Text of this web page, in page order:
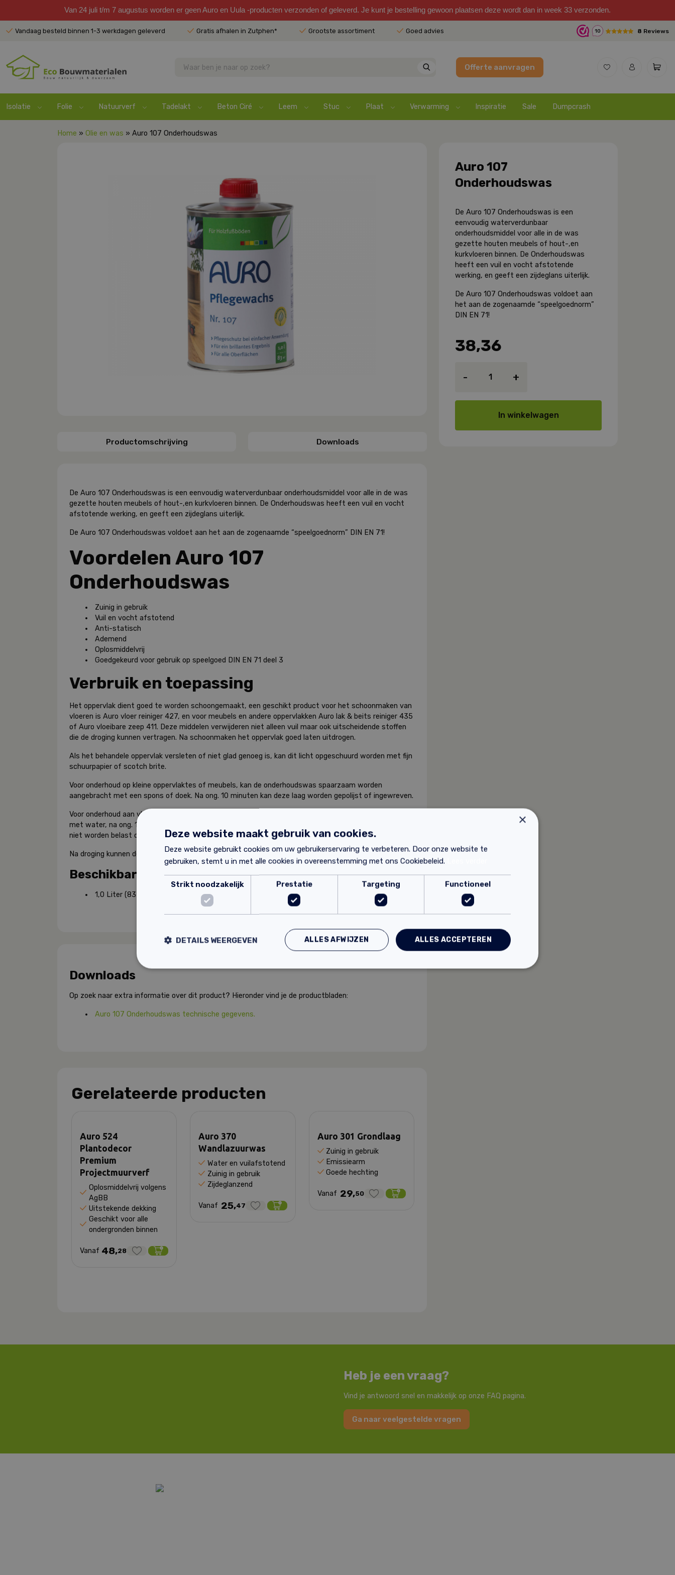
Van 24 juli t/m 7 augustus worden er geen Auro en Uula -producten verzonden of geleverd. Je kunt je bestelling gewoon plaatsen deze wordt dan in week 33 verzonden.
Vandaag besteld binnen 1-3 werkdagen geleverd Gratis afhalen in Zutphen* Grootste assortiment Goed advies 10 8 Reviews
Offerte aanvragen
Isolatie Folie Natuurverf Tadelakt Beton Ciré Leem Stuc Plaat Verwarming Inspiratie Sale Dumpcrash
Home » Olie en was » Auro 107 Onderhoudswas
Productomschrijving Downloads
De Auro 107 Onderhoudswas is een eenvoudig waterverdunbaar onderhoudsmiddel voor alle in de was
gezette houten meubels of hout-,en kurkvloeren binnen. De Onderhoudswas heeft een vuil en vocht
afstotende werking, en geeft een zijdeglans uiterlijk.
De Auro 107 Onderhoudswas voldoet aan het aan de zogenaamde “speelgoednorm” DIN EN 71!
Voordelen Auro 107
Onderhoudswas
Zuinig in gebruik
Vuil en vocht afstotend
Anti-statisch
Ademend
Oplosmiddelvrij
Goedgekeurd voor gebruik op speelgoed DIN EN 71 deel 3
Verbruik en toepassing
Het oppervlak dient goed te worden schoongemaakt, een geschikt product voor het schoonmaken van
vloeren is Auro vloer reiniger 427, en voor meubels en andere oppervlakken Auro lak & beits reiniger 435
of Auro vloeibare zeep 411. Deze middelen verwijderen niet alleen vuil maar ook uitscheidende stoffen
die de droging kunnen vertragen. Na schoonmaken het oppervlak goed laten uitdrogen.
Als het behandele oppervlak versleten of niet glad genoeg is, kan dit licht opgeschuurd worden met fijn
schuurpapier of scotch brite.
Voor onderhoud op kleine oppervlaktes of meubels, kan de onderhoudswas spaarzaam worden
aangebracht met een spons of doek. Na ong. 10 minuten kan deze laag worden gepolijst of ingewreven.
Voor onderhoud aan vloeren moet eerste gelijkmatig een laag worden aangebracht dat 1:1 verdund is
met water, na ong. 15 minuten kan deze laag worden uitgeboend. De eerste 24 uur mag het oppervlak
niet worden belast of in aanraking komen met vocht.
Na droging kunnen de onderhoudsproducten onverdund worden aangebracht.
Beschikbare afmetingen
1,0 Liter (83 m²)
Downloads
Op zoek naar extra informatie over dit product? Hieronder vind je de productbladen:
Auro 107 Onderhoudswas technische gegevens.
Gerelateerde producten
Auro 524
Plantodecor
Premium
Projectmuurverf
Oplosmiddelvrij volgens
AgBB
Uitstekende dekking
Geschikt voor alle
ondergronden binnen
Vanaf 48,28
Auro 370
Wandlazuurwas
Water en vuilafstotend
Zuinig in gebruik
Zijdeglanzend
Vanaf 25,47
Auro 301 Grondlaag
Zuinig in gebruik
Emissiearm
Goede hechting
Vanaf 29,50
Auro 107
Onderhoudswas
De Auro 107 Onderhoudswas is een
eenvoudig waterverdunbaar
onderhoudsmiddel voor alle in de was
gezette houten meubels of hout-,en
kurkvloeren binnen. De Onderhoudswas
heeft een vuil en vocht afstotende
werking, en geeft een zijdeglans uiterlijk.
De Auro 107 Onderhoudswas voldoet aan
het aan de zogenaamde “speelgoednorm”
DIN EN 71!
38,36
-
107
aantal
+
In winkelwagen
Heb je een vraag?
Vind je antwoord snel en makkelijk op onze FAQ pagina.
Ga naar veelgestelde vragen
×
Deze website maakt gebruik van cookies.
Deze website gebruikt cookies om uw gebruikerservaring te verbeteren. Door onze website te
gebruiken, stemt u in met alle cookies in overeenstemming met ons Cookiebeleid.
Strikt noodzakelijk Prestatie Targeting Functioneel
ALLES ACCEPTEREN
ALLES AFWIJZEN
DETAILS WEERGEVEN